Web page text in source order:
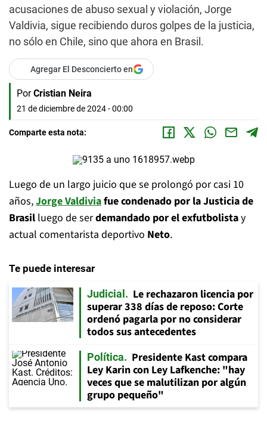
acusaciones de abuso sexual y violación, Jorge
Valdivia, sigue recibiendo duros golpes de la justicia,
no sólo en Chile, sino que ahora en Brasil.
Agregar El Desconcierto en
Por Cristian Neira
21 de diciembre de 2024 - 00:00
Comparte esta nota:
Luego de un largo juicio que se prolongó por casi 10
años,Jorge Valdiviafue condenado por la Justicia de
Brasil luego de serdemandado por el exfutbolistay
actual comentarista deportivo Neto.
Te puede interesar
Judicial
Le rechazaron licencia por
superar 338 días de reposo: Corte
ordenó pagarla por no considerar
todos sus antecedentes
Política
Presidente Kast compara
Ley Karin con Ley Lafkenche: "hay
veces que se malutilizan por algún
grupo pequeño"